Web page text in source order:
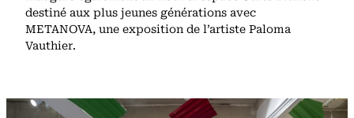
destiné aux plus jeunes générations avec
METANOVA, une exposition de l’artiste Paloma
Vauthier.